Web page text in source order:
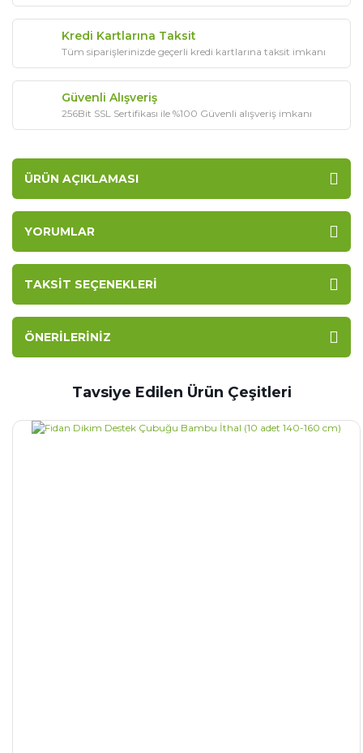
Kredi Kartlarına Taksit
Tüm siparişlerinizde geçerli kredi kartlarına taksit imkanı
Güvenli Alışveriş
256Bit SSL Sertifikası ile %100 Güvenli alışveriş imkanı
ÜRÜN AÇIKLAMASI
YORUMLAR
TAKSIT SEÇENEKLERI
ÖNERILERINIZ
Tavsiye Edilen Ürün Çeşitleri